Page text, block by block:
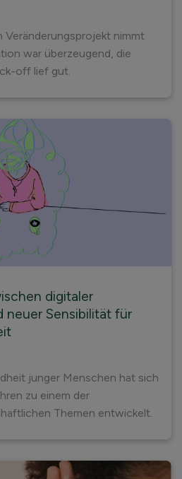
Veränderungsprojekt nimmt
war überzeugend, die
off lief gut.
digitaler
neuer Sensibilität für
junger Menschen hat sich
zu einem der
Themen entwickelt.